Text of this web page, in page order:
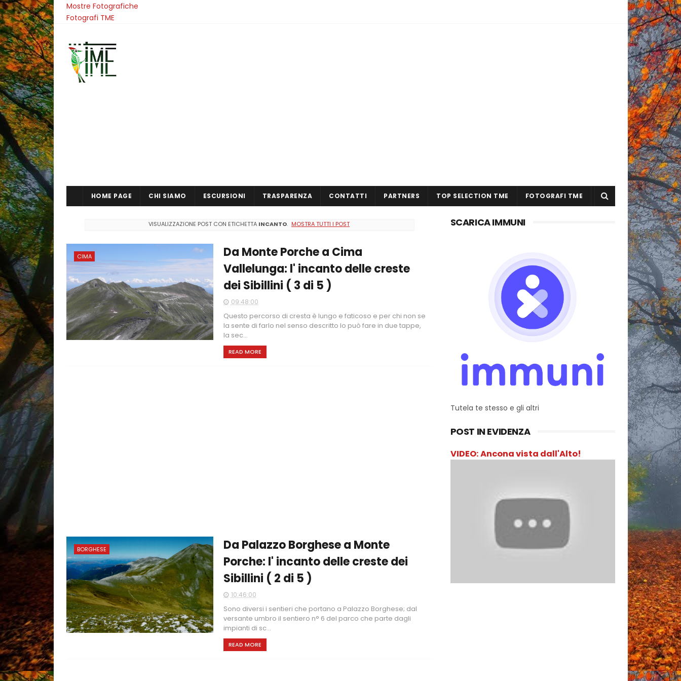
Mostre Fotografiche
Fotografi TME
HOME PAGE CHI SIAMO ESCURSIONI TRASPARENZA CONTATTI PARTNERS TOP SELECTION TME FOTOGRAFI TME
VISUALIZZAZIONE POST CON ETICHETTA INCANTO. MOSTRA TUTTI I POST
CIMA
Da Monte Porche a Cima
Vallelunga: l' incanto delle creste
dei Sibillini ( 3 di 5 )
09:48:00
Questo percorso di cresta è lungo e faticoso e per chi non se
la sente di farlo nel senso descritto lo può fare in due tappe,
la sec...
READ MORE
BORGHESE
Da Palazzo Borghese a Monte
Porche: l' incanto delle creste dei
Sibillini ( 2 di 5 )
10:46:00
Sono diversi i sentieri che portano a Palazzo Borghese; dal
versante umbro il sentiero n° 6 del parco che parte dagli
impianti di sc...
READ MORE
SCARICA IMMUNI
Tutela te stesso e gli altri
POST IN EVIDENZA
VIDEO: Ancona vista dall'Alto!